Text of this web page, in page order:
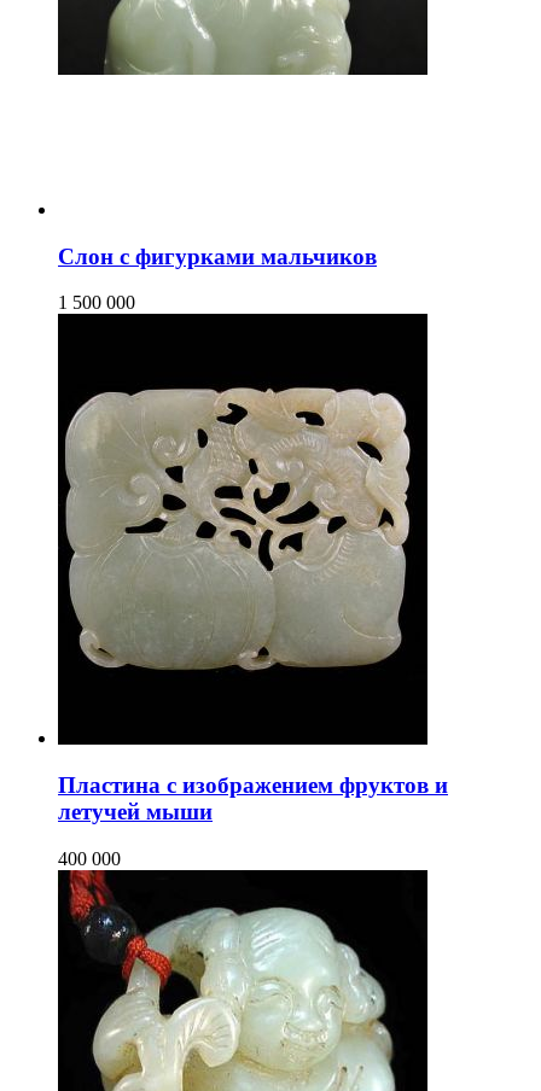
Слон с фигурками мальчиков
1 500 000
Пластина с изображением фруктов и
летучей мыши
400 000